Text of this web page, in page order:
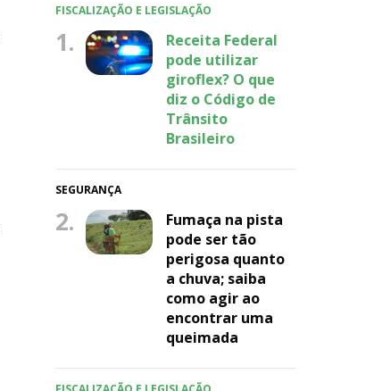
FISCALIZAÇÃO E LEGISLAÇÃO
1.
Receita Federal
pode utilizar
giroflex? O que
diz o Código de
Trânsito
Brasileiro
SEGURANÇA
2.
Fumaça na pista
pode ser tão
perigosa quanto
a chuva; saiba
como agir ao
encontrar uma
queimada